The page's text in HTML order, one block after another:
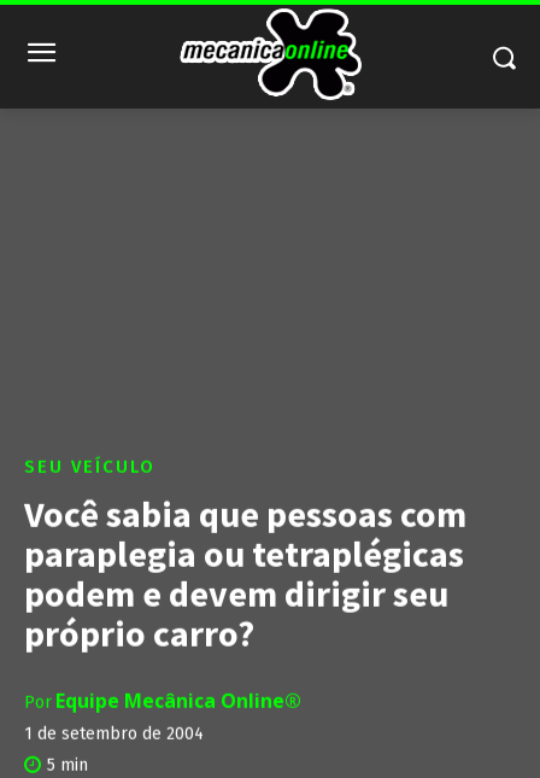
SEU VEÍCULO
Você sabia que pessoas com
paraplegia ou tetraplégicas
podem e devem dirigir seu
próprio carro?
Por Equipe Mecânica Online®
1 de setembro de 2004
5 min